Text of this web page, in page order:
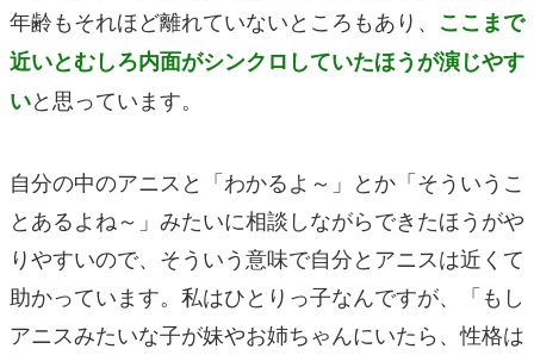
年齢もそれほど離れていないところもあり、 ここまで
近いとむしろ内面がシンクロしていたほうが演じやす
いと思っています。
自分の中のアニスと「わかるよ～」とか「そういうこ
とあるよね～」みたいに相談しながらできたほうがや
りやすいので、そういう意味で自分とアニスは近くて
助かっています。私はひとりっ子なんですが、「もし
アニスみたいな子が妹やお姉ちゃんにいたら、性格は